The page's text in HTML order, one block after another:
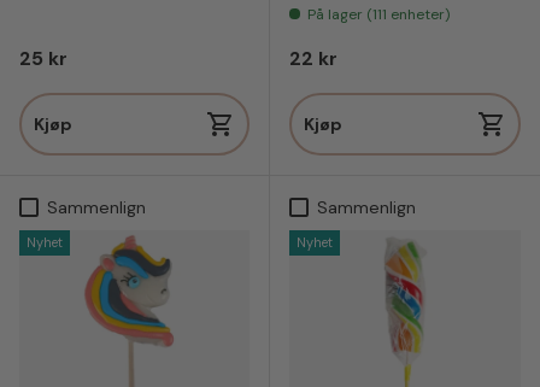
Vanlig pris
25 kr
Kjøp
På lager (111 enheter)
Vanlig pris
22 kr
Kjøp
Sammenlign
Nyhet
Sammenlign
Nyhet